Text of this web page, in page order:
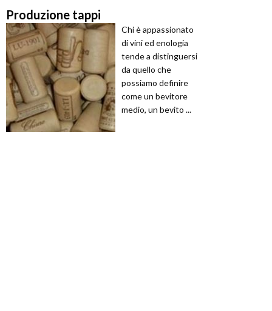
Produzione tappi
Chi è appassionato
di vini ed enologia
tende a distinguersi
da quello che
possiamo definire
come un bevitore
medio, un bevito ...